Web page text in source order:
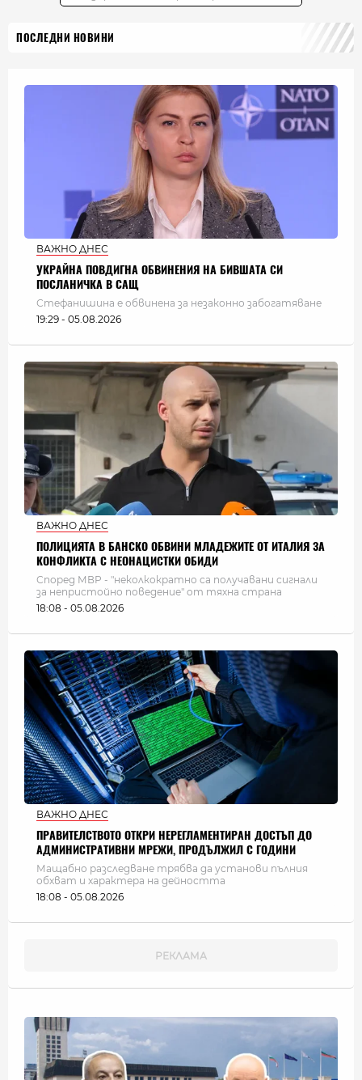
ПОСЛЕДНИ НОВИНИ
ВАЖНО ДНЕС
УКРАЙНА ПОВДИГНА ОБВИНЕНИЯ НА БИВШАТА СИ
ПОСЛАНИЧКА В САЩ
Стефанишина е обвинена за незаконно забогатяване
19:29 - 05.08.2026
ВАЖНО ДНЕС
ПОЛИЦИЯТА В БАНСКО ОБВИНИ МЛАДЕЖИТЕ ОТ ИТАЛИЯ ЗА
КОНФЛИКТА С НЕОНАЦИСТКИ ОБИДИ
Според МВР - "неколкократно са получавани сигнали
за непристойно поведение" от тяхна страна
18:08 - 05.08.2026
ВАЖНО ДНЕС
ПРАВИТЕЛСТВОТО ОТКРИ НЕРЕГЛАМЕНТИРАН ДОСТЪП ДО
АДМИНИСТРАТИВНИ МРЕЖИ, ПРОДЪЛЖИЛ С ГОДИНИ
Мащабно разследване трябва да установи пълния
обхват и характера на дейността
18:08 - 05.08.2026